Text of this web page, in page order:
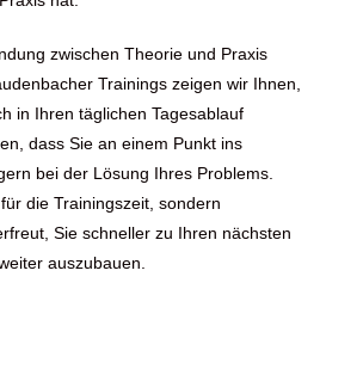
zwischen Theorie und Praxis
Trainings zeigen wir Ihnen,
in Ihren täglichen Tagesablauf
dass Sie an einem Punkt ins
bei der Lösung Ihres Problems.
die Trainingszeit, sondern
Sie schneller zu Ihren nächsten
auszubauen.